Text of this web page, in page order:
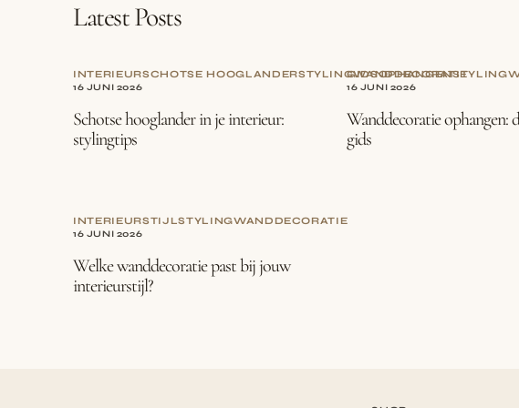
Latest Posts
INTERIEURSCHOTSE HOOGLANDERSTYLINGWANDDECORATIE
16 JUNI 2026
Schotse hooglander in je interieur:
stylingtips
GIDSOPHANGENSTYLING
16 JUNI 2026
Wanddecoratie ophangen:
gids
INTERIEURSTIJLSTYLINGWANDDECORATIE
16 JUNI 2026
Welke wanddecoratie past bij jouw
interieurstijl?